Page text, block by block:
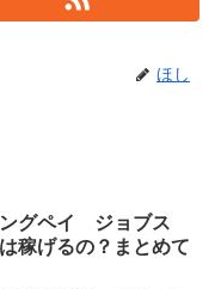
ほし
グペイ ジョブス
稼げるの？まとめて